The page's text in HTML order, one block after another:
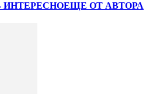
ЕЩЕ ОТ АВТОРА